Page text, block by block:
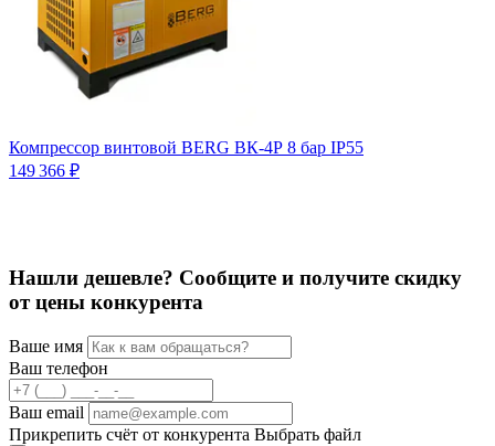
Компрессор винтовой BERG ВК-4Р 8 бар IP55
149 366 ₽
Нашли дешевле? Сообщите и получите скидку
от цены конкурента
Ваше имя
Ваш телефон
Ваш email
Прикрепить счёт от конкурента Выбрать файл